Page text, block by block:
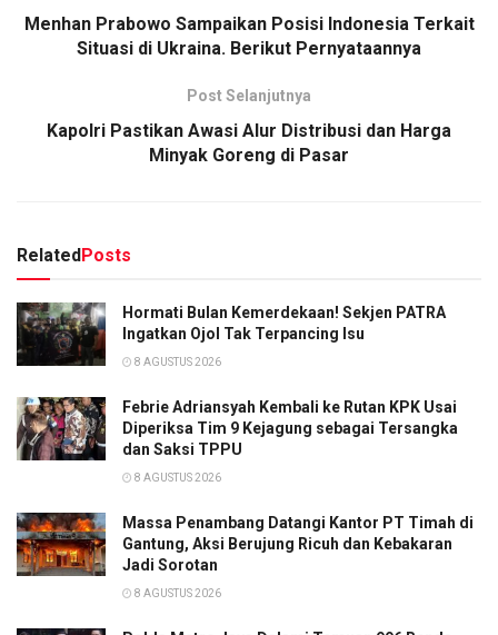
Menhan Prabowo Sampaikan Posisi Indonesia Terkait
Situasi di Ukraina. Berikut Pernyataannya
Post Selanjutnya
Kapolri Pastikan Awasi Alur Distribusi dan Harga
Minyak Goreng di Pasar
RelatedPosts
Hormati Bulan Kemerdekaan! Sekjen PATRA
Ingatkan Ojol Tak Terpancing Isu
8 AGUSTUS 2026
Febrie Adriansyah Kembali ke Rutan KPK Usai
Diperiksa Tim 9 Kejagung sebagai Tersangka
dan Saksi TPPU
8 AGUSTUS 2026
Massa Penambang Datangi Kantor PT Timah di
Gantung, Aksi Berujung Ricuh dan Kebakaran
Jadi Sorotan
8 AGUSTUS 2026